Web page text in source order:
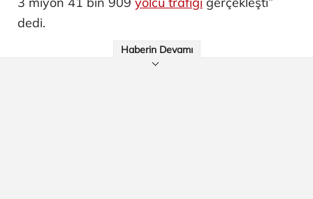
dedi.
Haberin Devamı